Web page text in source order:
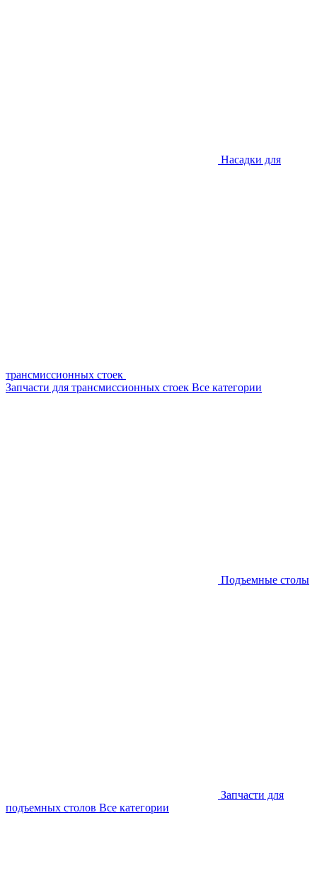
Насадки для
трансмиссионных стоек
Запчасти для трансмиссионных стоек Все категории
Подъемные столы
Запчасти для
подъемных столов Все категории